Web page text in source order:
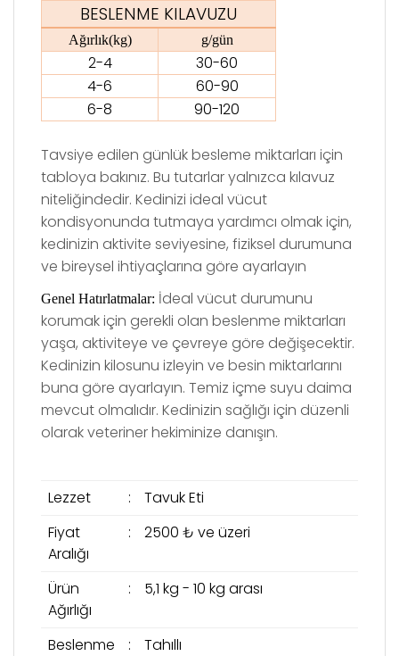
BESLENME KILAVUZU
Ağırlık(kg) g/gün
2-4
30-60
4-6
60-90
6-8
90-120
Tavsiye edilen günlük besleme miktarları için
tabloya bakınız. Bu tutarlar yalnızca kılavuz
niteliğindedir. Kedinizi ideal vücut
kondisyonunda tutmaya yardımcı olmak için,
kedinizin aktivite seviyesine, fiziksel durumuna
ve bireysel ihtiyaçlarına göre ayarlayın
Genel Hatırlatmalar: İdeal vücut durumunu
korumak için gerekli olan beslenme miktarları
yaşa, aktiviteye ve çevreye göre değişecektir.
Kedinizin kilosunu izleyin ve besin miktarlarını
buna göre ayarlayın. Temiz içme suyu daima
mevcut olmalıdır. Kedinizin sağlığı için düzenli
olarak veteriner hekiminize danışın.
Lezzet :
Tavuk Eti
Fiyat
Aralığı
: 2500 ₺ ve üzeri
Ürün
Ağırlığı
: 5,1 kg - 10 kg arası
Beslenme
: Tahıllı